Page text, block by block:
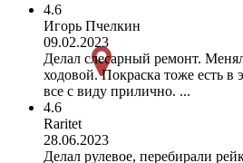
4.6
Игорь Пчелкин
09.02.2023
Делал слесарный ремонт.
ходовой. Покраска тоже есть в
все с виду прилично. ...
4.6
Raritet
28.06.2023
Делал рулевое, перебирали